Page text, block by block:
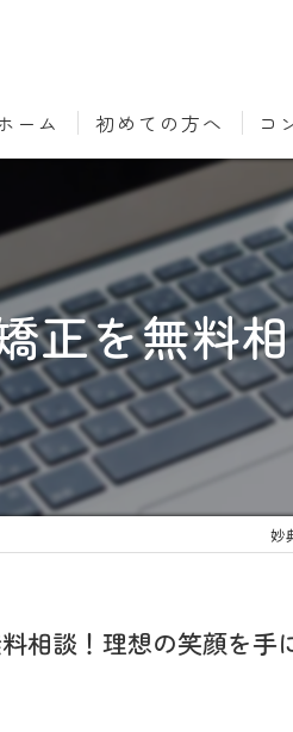
ーム 初めての方へ コ
正を無料
妙
相談！理想の笑顔を手